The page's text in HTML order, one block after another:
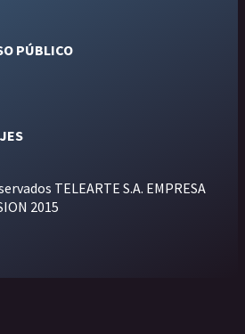
PÚBLICO
TELEARTE S.A. EMPRESA
2015